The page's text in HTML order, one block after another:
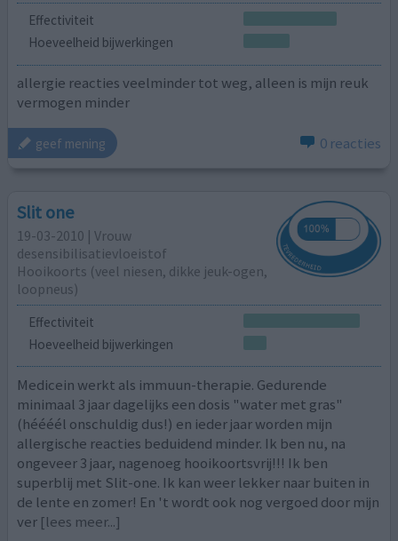
Effectiviteit
Hoeveelheid bijwerkingen
allergie reacties veelminder tot weg, alleen is mijn reuk
vermogen minder
geef mening 0 reacties
Slit one
19-03-2010 | Vrouw
desensibilisatievloeistof
Hooikoorts (veel niesen, dikke jeuk-ogen,
loopneus)
Effectiviteit
Hoeveelheid bijwerkingen
Medicein werkt als immuun-therapie. Gedurende
minimaal 3 jaar dagelijks een dosis "water met gras"
(héééél onschuldig dus!) en ieder jaar worden mijn
allergische reacties beduidend minder. Ik ben nu, na
ongeveer 3 jaar, nagenoeg hooikoortsvrij!!! Ik ben
superblij met Slit-one. Ik kan weer lekker naar buiten in
de lente en zomer! En 't wordt ook nog vergoed door mijn
ver [lees meer...]